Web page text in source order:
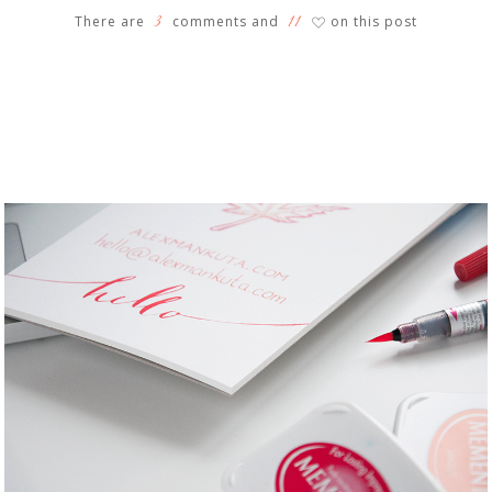
There are 3 comments and 11 ♡ on this post